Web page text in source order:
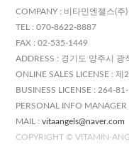
COMPANY : 비타민엔젤스(주)
TEL : 070-8622-8887
FAX : 02-535-1449
ADDRESS : 경기도 양주시
ONLINE SALES LICENSE :
BUSINESS LICENSE : 264-
PERSONAL INFO MANAGER
MAIL :vitaangels@naver.com
COPYRIGHT © VITAMIN-